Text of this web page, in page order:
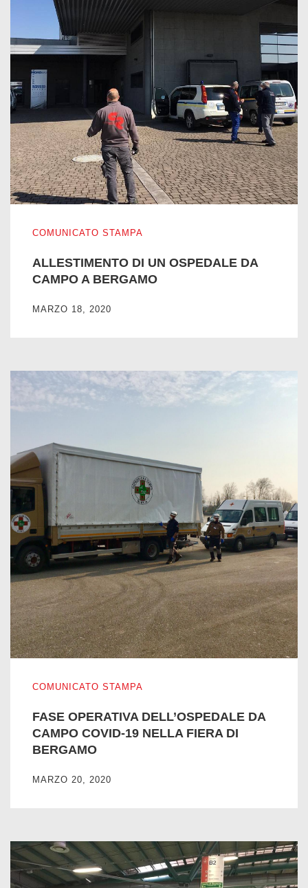
COMUNICATO STAMPA
ALLESTIMENTO DI UN OSPEDALE DA
CAMPO A BERGAMO
MARZO 18, 2020
COMUNICATO STAMPA
FASE OPERATIVA DELL’OSPEDALE DA
CAMPO COVID-19 NELLA FIERA DI
BERGAMO
MARZO 20, 2020